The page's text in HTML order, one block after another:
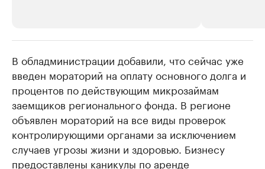
РБК Компании
Делитесь новостями бизнеса на РБК
Управляйте страницей компании и развивайте личные
Крупнейшие
продавцы
Ознакомьтесь с
В обладминистрации добавили, что сейчас уже
введен мораторий на оплату основного долга и
процентов по действующим микрозаймам
заемщиков регионального фонда. В регионе
объявлен мораторий на все виды проверок
контролирующими органами за исключением
случаев угрозы жизни и здоровью. Бизнесу
предоставлены каникулы по аренде